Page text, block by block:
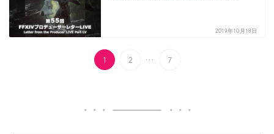
2019年10月18日
1 2 ... 7